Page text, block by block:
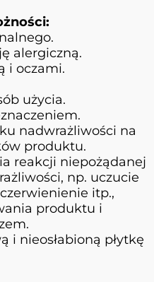
alergiczną.
i oczami.
użycia.
nadwrażliwości na
produktu.
reakcji niepożądanej
np. uczucie
itp.,
produktu i
i nieosłabioną płytkę